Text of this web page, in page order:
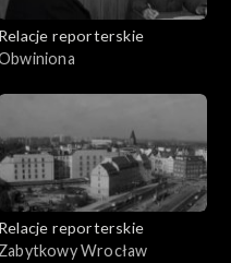
Relacje reporterskie
Relacje reporterskie
Zabytkowy Wrocław